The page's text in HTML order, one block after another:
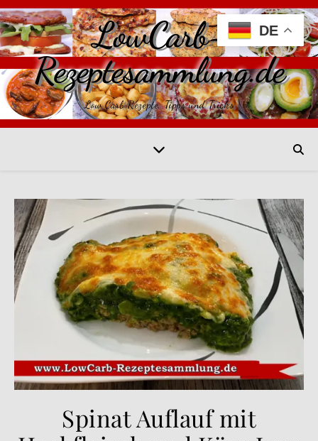
LowCarb-
Rezeptesammlung.de
Low Carb Rezepte, Tipps und Tricks
Spinat Auflauf mit
DE